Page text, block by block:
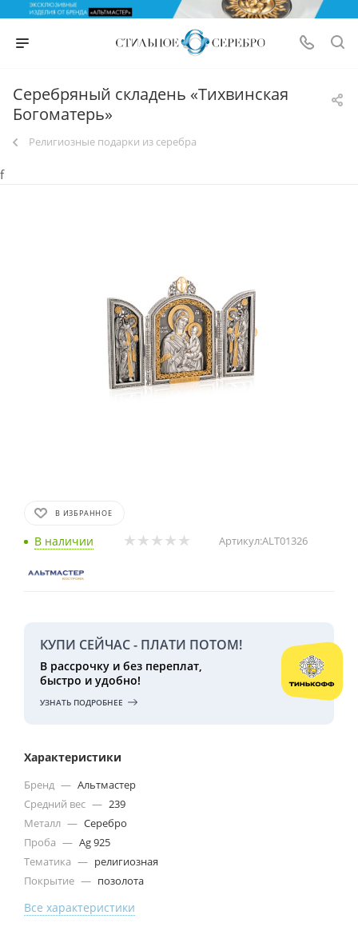
Серебряный складень «Тихвинская
Богоматерь»
Религиозные подарки из серебра
f
В ИЗБРАННОЕ
В наличии Артикул:ALT01326
КУПИ СЕЙЧАС - ПЛАТИ ПОТОМ!
В рассрочку и без переплат,
быстро и удобно!
УЗНАТЬ ПОДРОБНЕЕ
Характеристики
Бренд — Альтмастер
Средний вес — 239
Металл — Серебро
Проба — Ag 925
Тематика — религиозная
Покрытие — позолота
Все характеристики